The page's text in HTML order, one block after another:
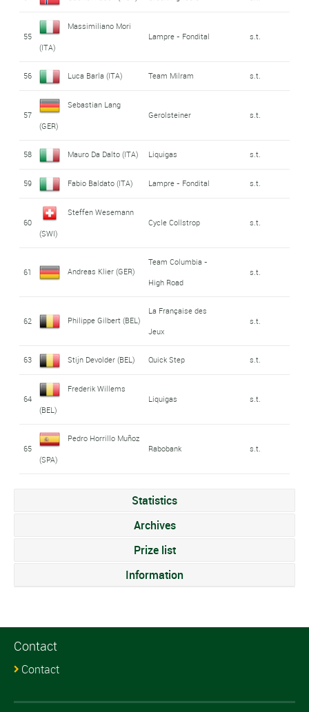
55
Massimiliano Mori
(ITA)
Lampre - Fondital s.t.
56 Luca Barla (ITA) Team Milram s.t.
57
Sebastian Lang
(GER)
Gerolsteiner s.t.
58 Mauro Da Dalto (ITA) Liquigas s.t.
59 Fabio Baldato (ITA) Lampre - Fondital s.t.
60
Steffen Wesemann
(SWI)
Cycle Collstrop s.t.
61 Andreas Klier (GER)
Team Columbia -
High Road
s.t.
62 Philippe Gilbert (BEL)
La Française des
Jeux
s.t.
63 Stijn Devolder (BEL) Quick Step s.t.
64
Frederik Willems
(BEL)
Liquigas s.t.
65
Pedro Horrillo Muñoz
(SPA)
Rabobank s.t.
Statistics
Archives
Prize list
Information
Contact
Contact